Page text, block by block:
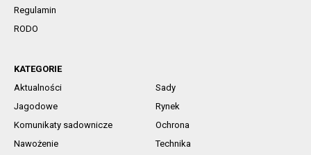
Regulamin
RODO
KATEGORIE
Aktualności
Sady
Jagodowe
Rynek
Komunikaty sadownicze
Ochrona
Nawożenie
Technika